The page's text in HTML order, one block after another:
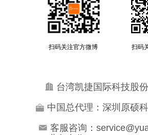
扫码关注官方微博 扫码
台湾凯捷国际科技股
中国总代理：深圳原硕
客服咨询：